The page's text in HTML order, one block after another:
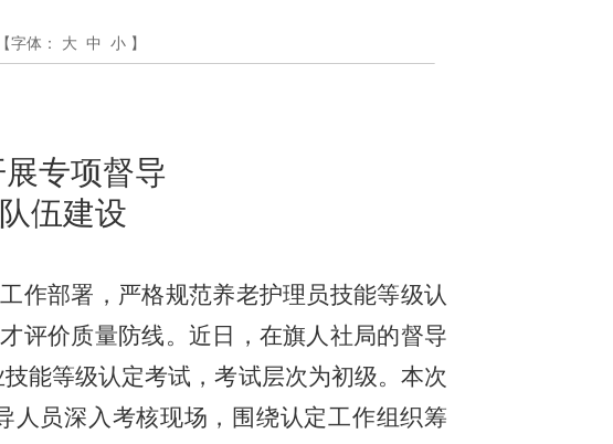
【字体： 大 中 小 】
专项督导
伍建设
作部署，严格规范养老护理员技能等级认
评价质量防线。近日，在旗人社局的督导
能等级认定考试，考试层次为初级。本次
人员深入考核现场，围绕认定工作组织筹